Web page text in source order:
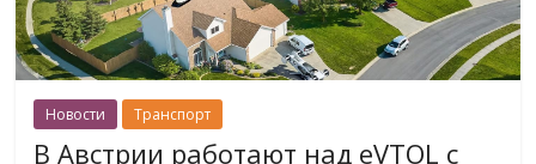
Новости Транспорт
В Австрии работают над eVTOL с